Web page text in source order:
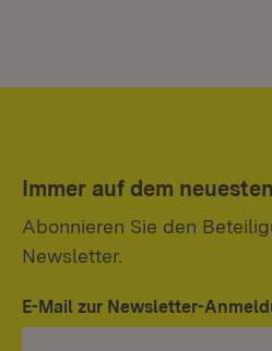
Immer auf dem
Abonnieren Sie den
Newsletter.
E-Mail zur Newsletter-